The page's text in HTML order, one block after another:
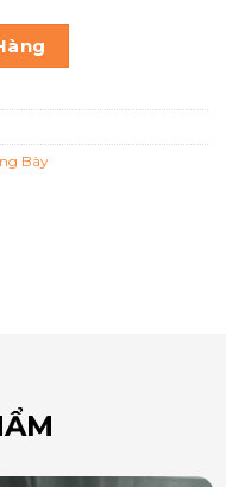
120BE-L-B số lượng
Bày